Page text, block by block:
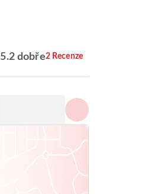
5.2 dobře2 Recenze